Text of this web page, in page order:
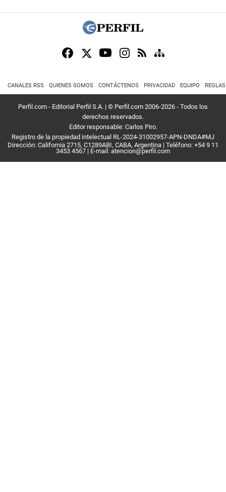
CANALES RSS QUIENES SOMOS CONTÁCTENOS PRIVACIDAD EQUIPO
Perfil.com - Editorial Perfil S.A. | © Perfil.com 2006-2026 - Todos los
derechos reservados.
Editor responsable: Carlos Piro.
Registro de la propiedad intelectual RL-2024-31002957-APN-DNDA#MJ
Dirección: California 2715, C1289ABI, CABA, Argentina | Teléfono: +54 9 11
3453 4567 | E-mail: atencion@perfil.com